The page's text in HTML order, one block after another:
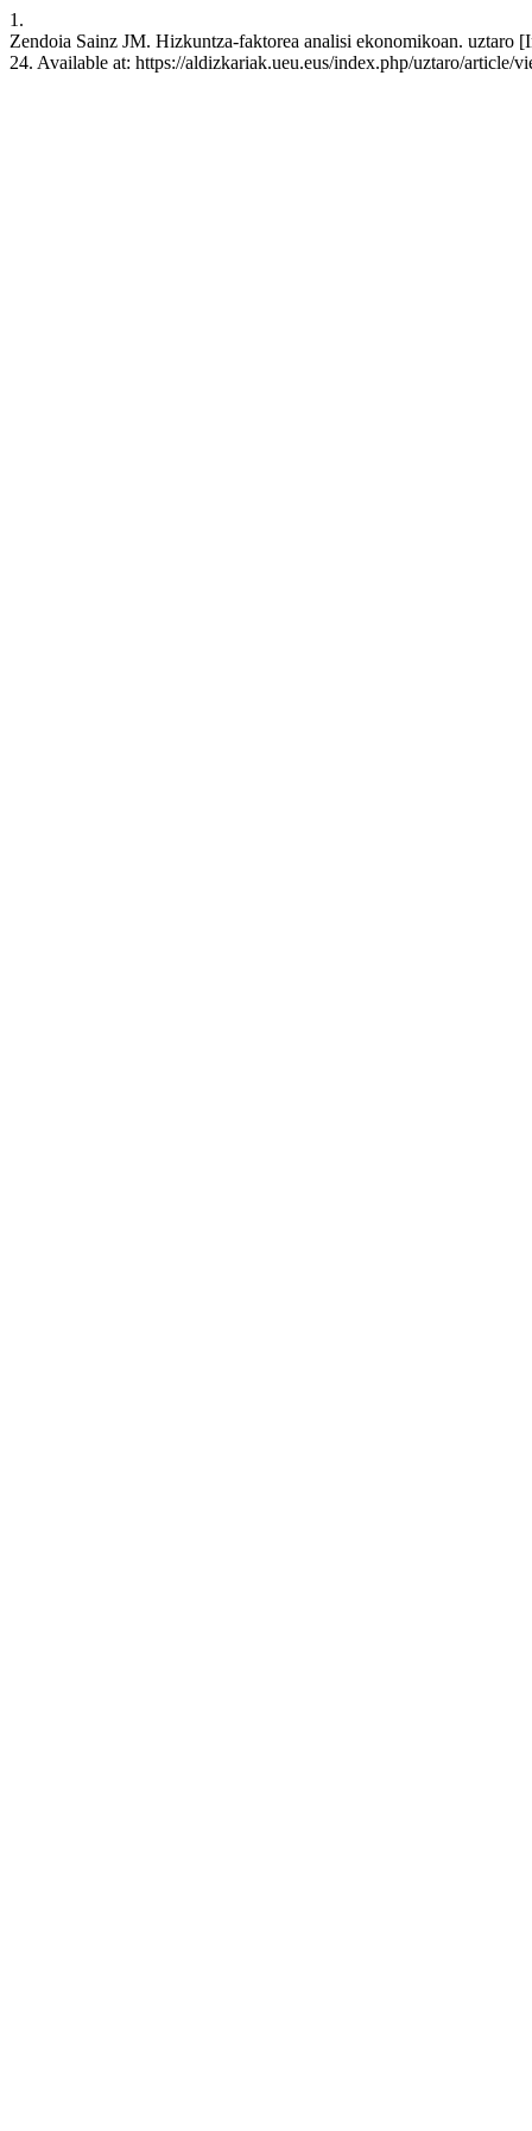
1.
Zendoia Sainz JM. Hizkuntza-faktorea analisi ekonomikoan. uztaro
24. Available at: https://aldizkariak.ueu.eus/index.php/uztaro/article/